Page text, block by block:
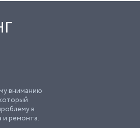
вниманию
в
и ремонта.